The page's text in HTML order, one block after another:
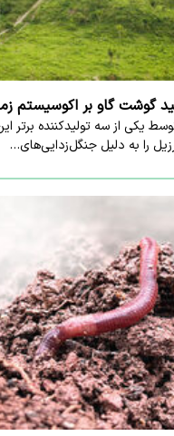
گوشت گاو بر اکوسیستم
یکی از سه تولیدکننده برتر
را به دلیل جنگل‌‌زدایی‌های…